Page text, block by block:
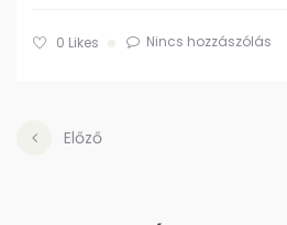
0 Likes Nincs hozzászólás
Előző